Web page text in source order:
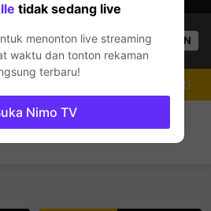
sedang siaran langsung!
52 Penonton OPEN
Mengikuti
tidak sedang live
menonton live streaming
waktu dan tonton rekaman
terbaru!
Nimo TV